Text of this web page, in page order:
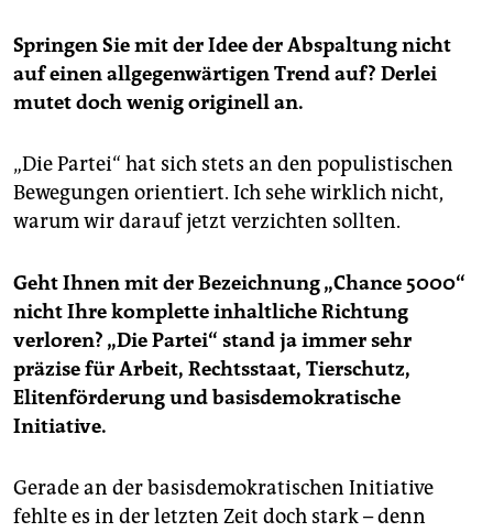
Springen Sie mit der Idee der Abspaltung nicht
auf einen allgegenwärtigen Trend auf? Derlei
mutet doch wenig originell an.
„Die Partei“ hat sich stets an den populistischen
Bewegungen orientiert. Ich sehe wirklich nicht,
warum wir darauf jetzt verzichten sollten.
Geht Ihnen mit der Bezeichnung „Chance 5000“
nicht Ihre komplette inhaltliche Richtung
verloren? „Die Partei“ stand ja immer sehr
präzise für Arbeit, Rechtsstaat, Tierschutz,
Elitenförderung und basisdemokratische
Initiative.
Gerade an der basisdemokratischen Initiative
fehlte es in der letzten Zeit doch stark – denn